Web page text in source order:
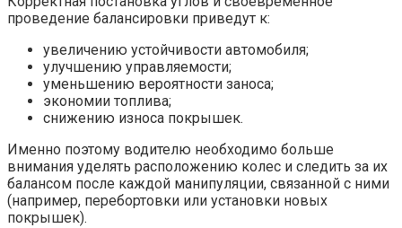
проведение балансировки приведут к:
увеличению устойчивости автомобиля;
улучшению управляемости;
уменьшению вероятности заноса;
экономии топлива;
снижению износа покрышек.
Именно поэтому водителю необходимо больше
внимания уделять расположению колес и следить за их
балансом после каждой манипуляции, связанной с ними
(например, перебортовки или установки новых
покрышек).